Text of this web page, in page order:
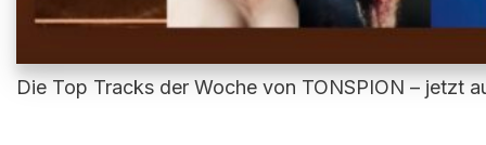
Die Top Tracks der Woche von TONSPION – jetzt